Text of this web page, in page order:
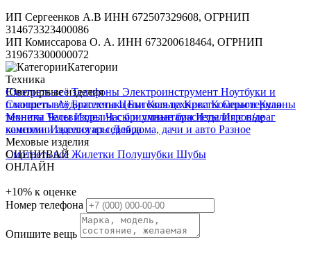
ИП Сергеенков А.В ИНН 672507329608, ОГРНИП
314673323400086
ИП Комиссарова О. А. ИНН 673200618464, ОГРНИП
319673300000072
Категории
Техника
Смотреть всёТелефоны Электроинструмент Ноутбуки и
планшетыАудиотехникаБытовая техникаКомпьютерная
техникаТелевизорыЧасы и умные браслетыИгровые
консоли и аксессуарыДля дома, дачи и авто Разное
Ювелирные изделия
Смотреть всёБраслетыЦепиКольцаКрестыСерьгиКулоны
МонетыЧасыИзделия с бриллиантамиИзделия с п/драг
камнямиИзделия из серебра
Меховые изделия
Смотреть всё Жилетки Полушубки Шубы
ОЦЕНИВАЙ
ОНЛАЙН
+10% к оценке
Номер телефона
Опишите вещь